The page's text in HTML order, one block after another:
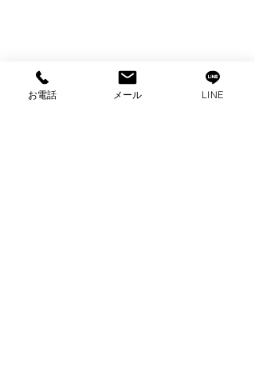
お電話 メール LINE